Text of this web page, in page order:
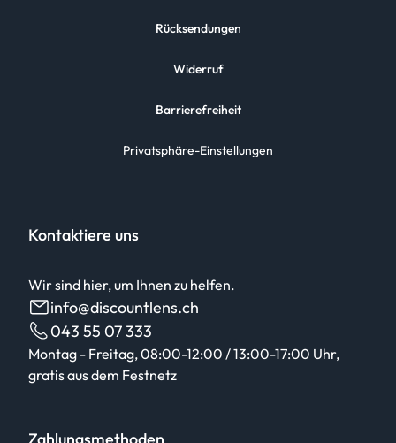
Rücksendungen
Widerruf
Barrierefreiheit
Privatsphäre-Einstellungen
Kontaktiere uns
Wir sind hier, um Ihnen zu helfen.
info@discountlens.ch
043 55 07 333
Montag - Freitag, 08:00-12:00 / 13:00-17:00 Uhr,
gratis aus dem Festnetz